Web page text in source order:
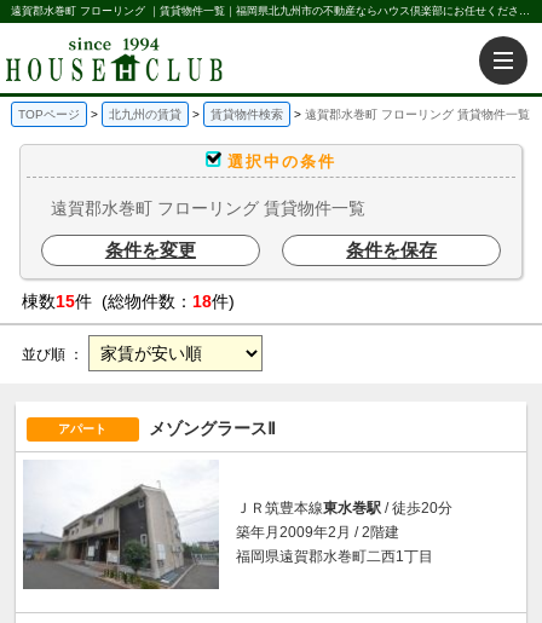
遠賀郡水巻町 フローリング ｜賃貸物件一覧｜福岡県北九州市の不動産ならハウス倶楽部にお任せください。北九州の賃貸・売買・不動産買取などを不動産に関することならなんでもお任せ。
TOPページ 北九州の賃貸 賃貸物件検索 遠賀郡水巻町 フローリング 賃貸物件一覧
選択中の条件
遠賀郡水巻町 フローリング 賃貸物件一覧
条件を変更 条件を保存
棟数15件 (総物件数： 18件)
並び順 ：
アパート メゾングラースⅡ
ＪＲ筑豊本線東水巻駅 / 徒歩20分
築年月2009年2月 / 2階建
福岡県遠賀郡水巻町二西1丁目